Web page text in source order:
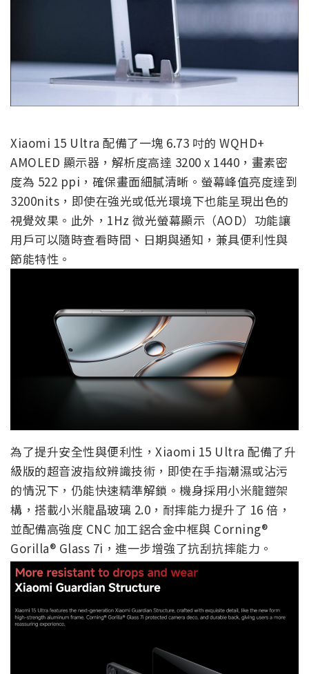
Xiaomi 15 Ultra 配備了一塊 6.73 吋的 WQHD+
AMOLED 顯示器，解析度高達 3200 x 1440，畫素密
度為 522 ppi，確保畫面細膩清晰。螢幕峰值亮度達到
3200nits，即使在強光或低光環境下也能呈現出色的
視覺效果。此外，1Hz 微光螢幕顯示（AOD）功能讓
用戶可以隨時查看時間、日期與通知，兼具便利性與
節能特性。
為了提升安全性與便利性，Xiaomi 15 Ultra 配備了升
級版的超音波指紋辨識技術，即使在手指潮濕或沾污
的情況下，仍能快速精準解鎖。機身採用小米龍鎧架
構，搭載小米龍晶玻璃 2.0，耐摔能力提升了 16 倍，
並配備高強度 CNC 加工鋁合金中框與 Corning®
Gorilla® Glass 7i，進一步增強了抗刮抗摔能力。